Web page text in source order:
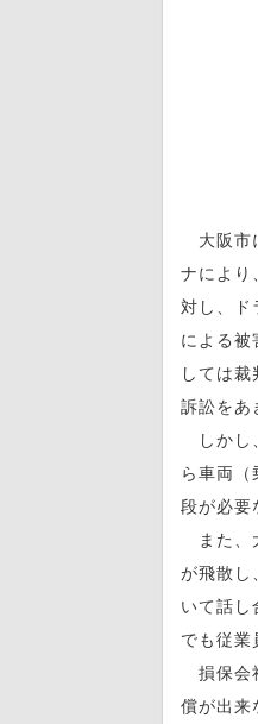
大阪市
ナにより
対し、ド
による被
しては
訴訟をあ
しかし
ら車両
段が必要
また、
が飛散し
いて話し
でも従業
損保会
償が出来